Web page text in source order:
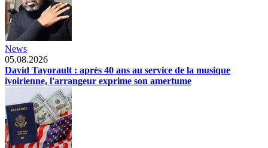
News
05.08.2026
David Tayorault : après 40 ans au service de la musique
ivoirienne, l'arrangeur exprime son amertume